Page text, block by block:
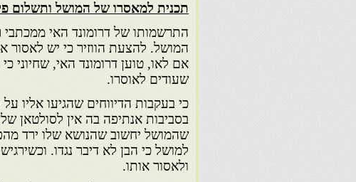
תכנית למאסרו של המושל ותשלום
התרשמותו של דרומונד האי
המושל. להצעת הווזיר כי יש לאסור
אם לאו, טוען דרומונד האי, שחיוני
שעודים לאוסרו.
כי בעקבות הדיווחים שהגיעו אליו
בסביבות אנתיפה בה אין לסולטאן
שהמושל יחשוב שהנושא שלו ירד
למושל כי הבן לא דיבר נגדו.
ולאסור אותו.